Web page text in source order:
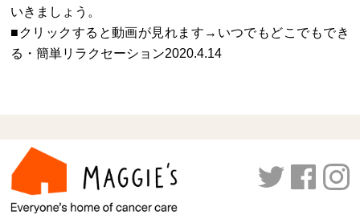
いきましょう。
■クリックすると動画が見れます→ いつでもどこでもでき
る・簡単リラクセーション2020.4.14